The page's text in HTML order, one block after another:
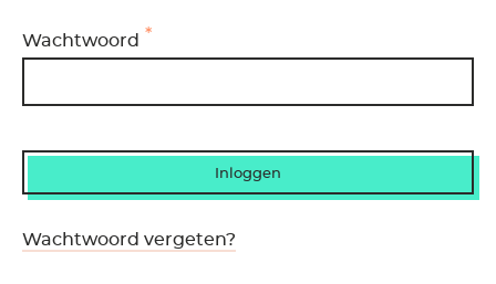
Wachtwoord
Wachtwoord vergeten?